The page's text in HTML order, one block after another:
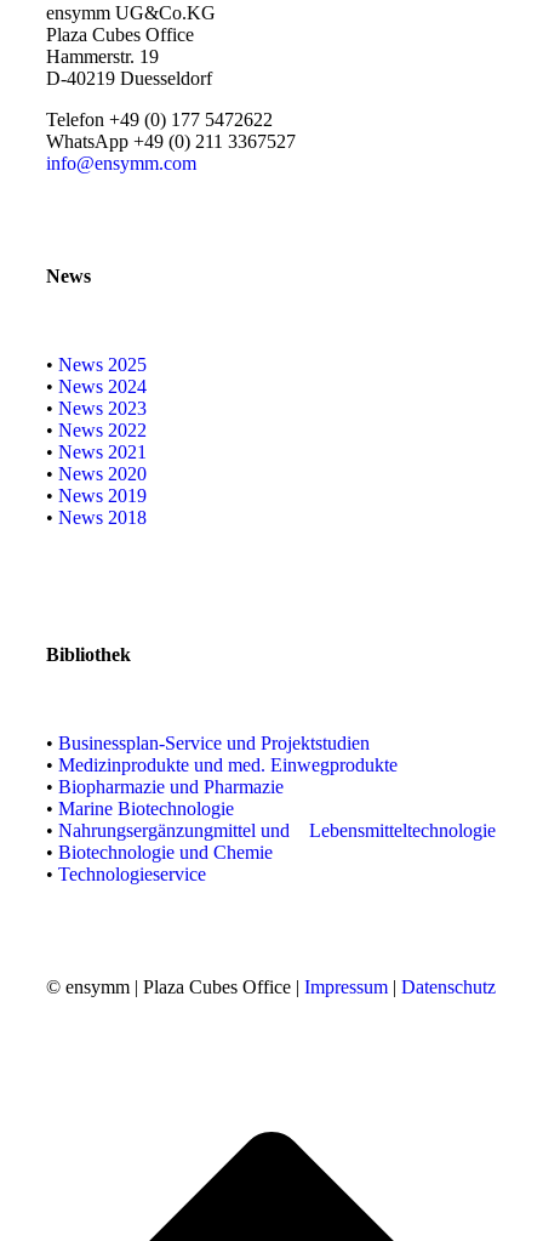
ensymm UG&Co.KG
Plaza Cubes Office
Hammerstr. 19
D-40219 Duesseldorf
Telefon +49 (0) 177 5472622
WhatsApp +49 (0) 211 3367527
info@ensymm.com
News
• News 2025
• News 2024
• News 2023
• News 2022
• News 2021
• News 2020
• News 2019
• News 2018
Bibliothek
• Businessplan-Service und Projektstudien
• Medizinprodukte und med. Einwegprodukte
• Biopharmazie und Pharmazie
• Marine Biotechnologie
• Nahrungsergänzungmittel und Lebensmitteltechnologie
• Biotechnologie und Chemie
• Technologieservice
© ensymm | Plaza Cubes Office | Impressum | Datenschutz